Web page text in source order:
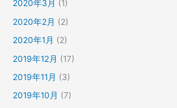
2020年3月 (1)
2020年2月 (2)
2020年1月 (2)
2019年12月 (17)
2019年11月 (3)
2019年10月 (7)